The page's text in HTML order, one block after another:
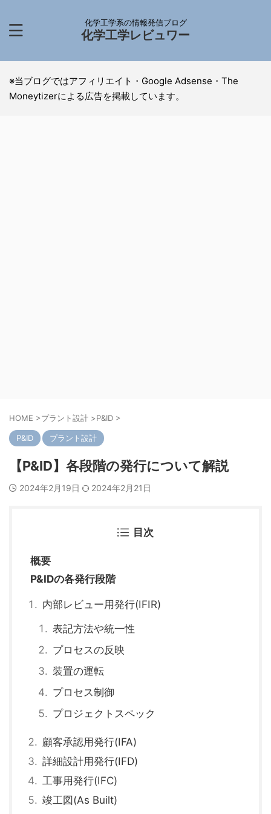
化学工学系の情報発信ブログ
化学工学レビュワー
※当ブログではアフィリエイト・Google Adsense・The
Moneytizerによる広告を掲載しています。
HOME >プラント設計 >P&ID >
P&ID プラント設計
【P&ID】各段階の発行について解説
2024年2月19日 2024年2月21日
目次
概要
P&IDの各発行段階
内部レビュー用発行(IFIR)
表記方法や統一性
プロセスの反映
装置の運転
プロセス制御
プロジェクトスペック
顧客承認用発行(IFA)
詳細設計用発行(IFD)
工事用発行(IFC)
竣工図(As Built)